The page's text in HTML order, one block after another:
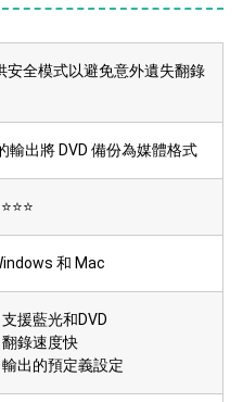
安全模式以避免意外遺失翻錄
輸出將 DVD 備份為媒體格式
和 Mac
援藍光和DVD
翻錄速度快
輸出的預定義設定